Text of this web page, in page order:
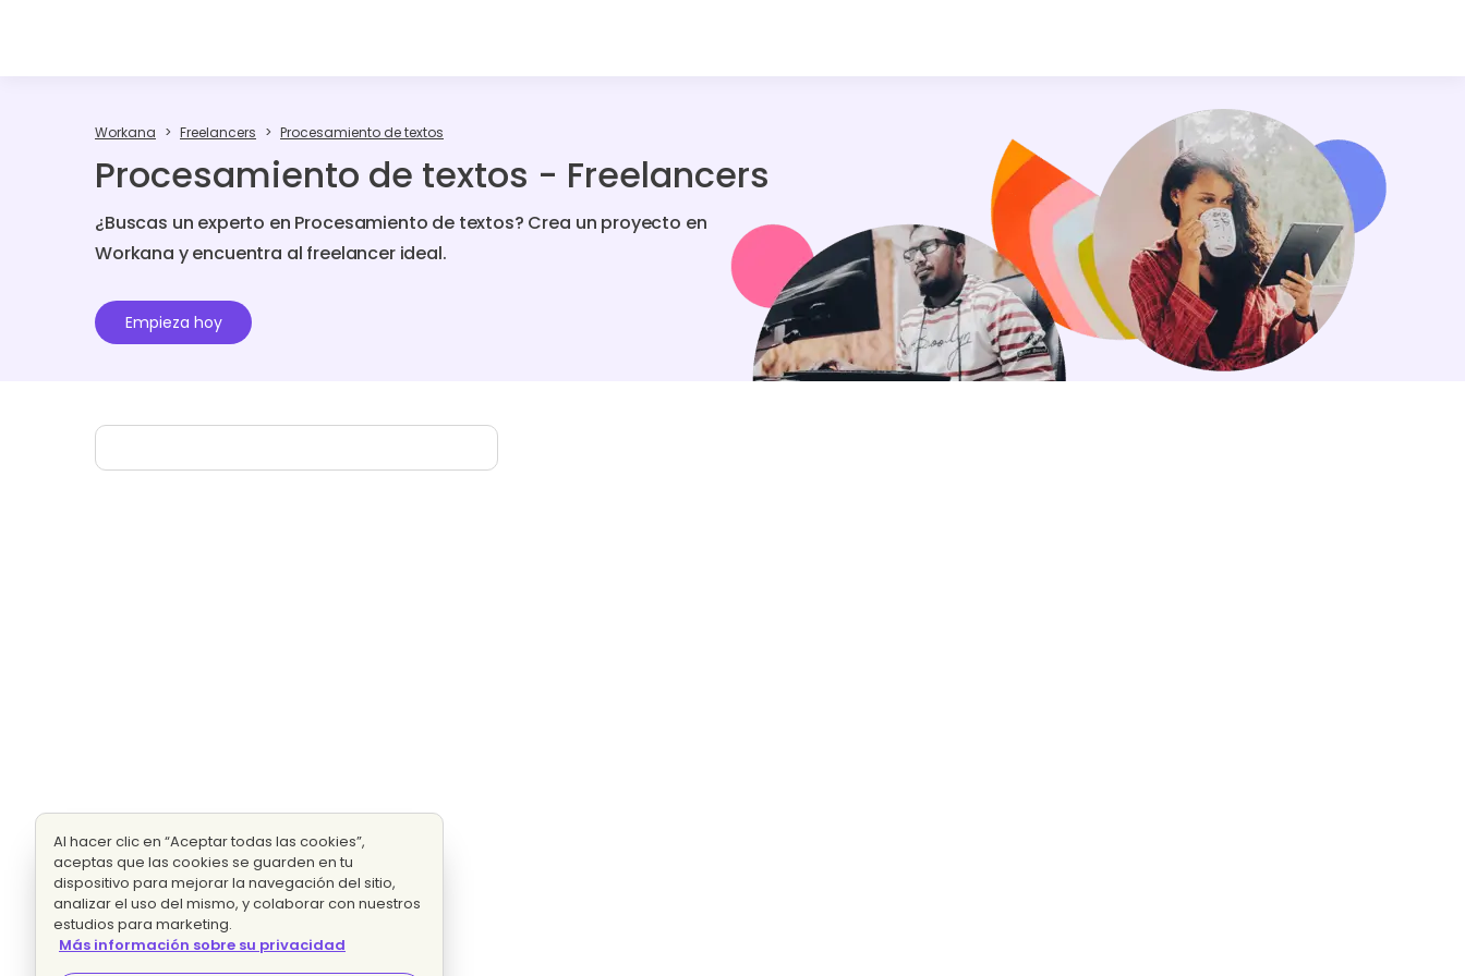
Workana Freelancers Procesamiento de textos
Procesamiento de textos - Freelancers
¿Buscas un experto en Procesamiento de textos? Crea un proyecto en
Workana y encuentra al freelancer ideal.
Empieza hoy
Al hacer clic en “Aceptar todas las cookies”,
aceptas que las cookies se guarden en tu
dispositivo para mejorar la navegación del sitio,
analizar el uso del mismo, y colaborar con nuestros
estudios para marketing.
Más información sobre su privacidad